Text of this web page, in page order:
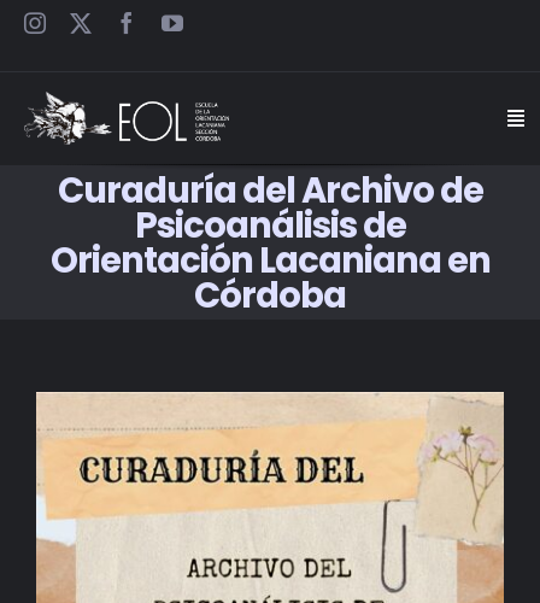
Saltar
INICIO
ESCUELA
JORNADAS
CARTELES
BIBLIOTECA
Curaduría del Archivo de
Psicoanálisis de
Orientación Lacaniana en
Córdoba
Larger
Image